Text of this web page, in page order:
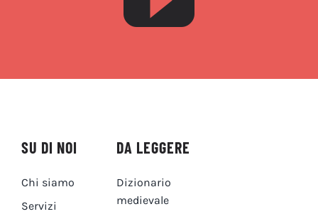
SU DI NOI
Chi siamo
Servizi
DA LEGGERE
Dizionario
medievale